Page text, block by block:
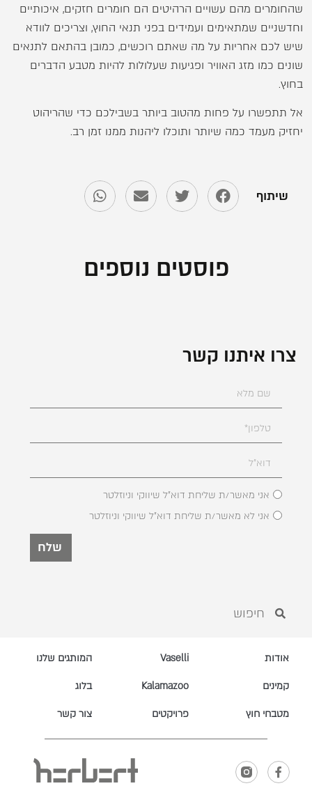
שהחומרים מהם עשויים הרהיטים הם חומרים חזקים, איכותיים
וחדשניים שמתאימים ועמידים בפני תנאי החוץ, וצריכים לוודא
שיש לכם אחריות על מה שאתם רוכשים, כמובן בהתאם לתנאים
שונים כמו מזג האוויר ופגיעות שעלולות להיות מטבע הדברים
בחוץ.
אל תתפשרו על פחות מהטוב ביותר בשבילכם כדי שהריהוט
יחזיק מעמד כמה שיותר ותוכלו ליהנות ממנו זמן רב.
שיתוף
פוסטים נוספים
צרו איתנו קשר
אני מאשר/ת שליחת דוא"ל שיווקי וניוזלטר
אני לא מאשר/ת שליחת דוא"ל שיווקי וניוזלטר
שלח
אודות
קמינים
מטבחי חוץ
Vaselli
Kalamazoo
פרויקטים
המותגים שלנו
בלוג
צור קשר